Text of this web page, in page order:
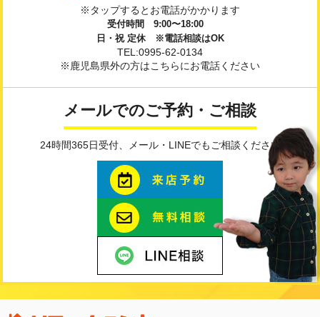
※タップするとお電話がかかります
受付時間 9:00〜18:00
日・祝 定休 ※電話相談はOK
TEL:0995-62-0134
※鹿児島県外の方はこちらにお電話ください
メールでのご予約・ご相談
24時間365日受付、メール・LINEでもご相談ください